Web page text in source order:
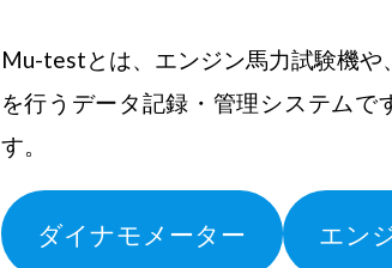
Mu-testとは、エンジン馬力試験機
を行うデータ記録・管理システム
す。
ダイナモメーター エン